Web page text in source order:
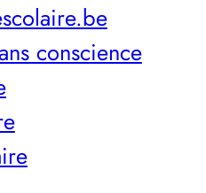
conscience